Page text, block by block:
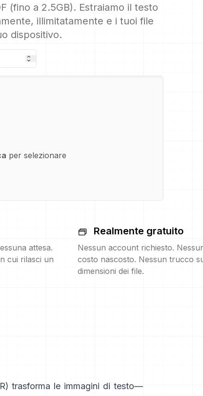
(fino a 2.5GB). Estraiamo il testo
illimitatamente e i tuoi file
dispositivo.
per selezionare
attesa.
cui rilasci un
Realmente gratuito
Nessun account richiesto.
costo nascosto. Nessun trucco
dimensioni dei file.
) trasforma le immagini di testo—